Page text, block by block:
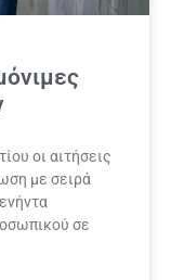
οι αιτήσεις
με σειρά
σε